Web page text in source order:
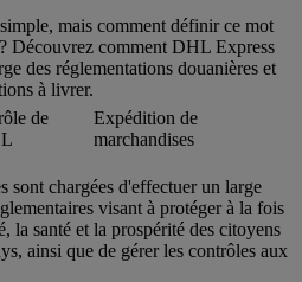
mais comment définir ce mot
Découvrez comment DHL Express
des réglementations douanières et
à livrer.
de
Expédition de
marchandises
sont chargées d'effectuer un large
visant à protéger à la fois
la santé et la prospérité des citoyens
ainsi que de gérer les contrôles aux